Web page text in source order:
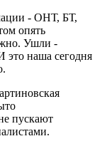
- ОНТ, БТ,
опять
Ушли -
это наша сегодня
пускают